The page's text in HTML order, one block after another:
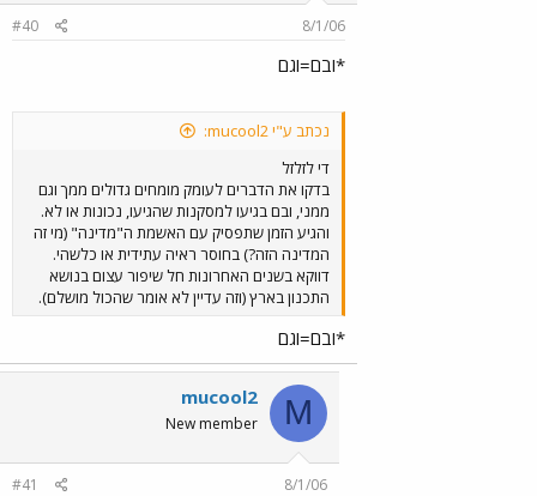
8/1/06
#40
*ובם=וגם
נכתב ע"י mucool2:
די לזלזל
בדקו את הדברים לעומק מומחים גדולים ממך וגם
ממני, ובם בגיעו למסקנות שהגיעו, נכונות או לא.
והגיע הזמן שתפסיק עם האשמת ה"מדינה" (מי זה
המדינה הזה?) בחוסר ראיה עתידית או כלשהי.
דווקא בשנים האחרונות חל שיפור עצום בנושא
התכנון בארץ (וזה עדיין לא אומר שהכול מושלם).
*ובם=וגם
M
mucool2
New member
8/1/06
#41